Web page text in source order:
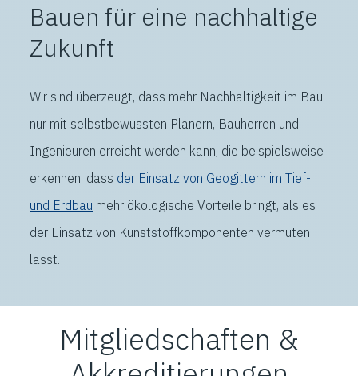
Bauen für eine nachhaltige
Zukunft
Wir sind überzeugt, dass mehr Nachhaltigkeit im Bau
nur mit selbstbewussten Planern, Bauherren und
Ingenieuren erreicht werden kann, die beispielsweise
erkennen, dass der Einsatz von Geogittern im Tief-
und Erdbau mehr ökologische Vorteile bringt, als es
der Einsatz von Kunststoffkomponenten vermuten
lässt.
Mitgliedschaften &